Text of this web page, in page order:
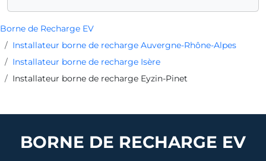
Borne de Recharge EV
Installateur borne de recharge Auvergne-Rhône-Alpes
Installateur borne de recharge Isère
Installateur borne de recharge Eyzin-Pinet
BORNE DE RECHARGE EV